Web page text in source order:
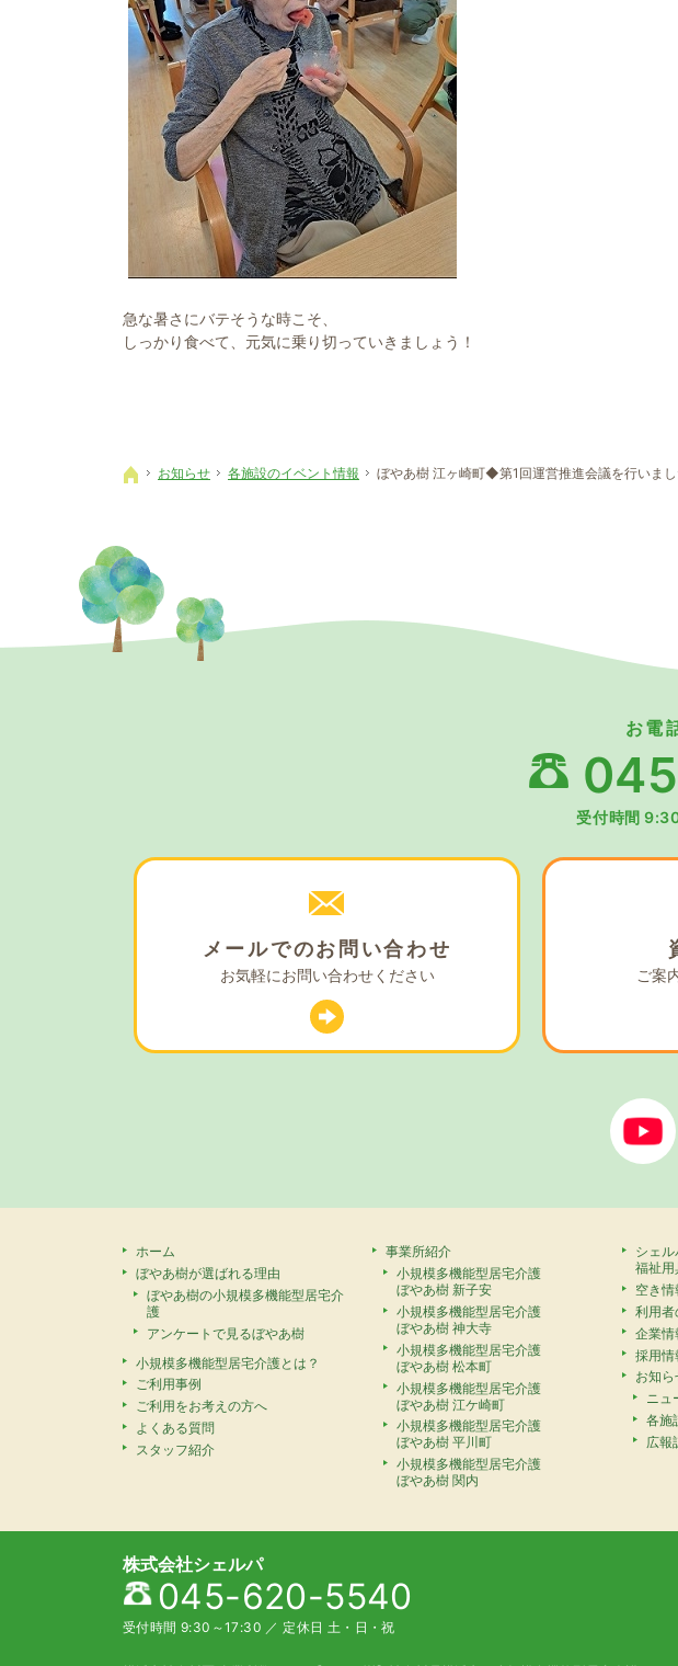
急な暑さにバテそうな時こそ、
しっかり食べて、元気に乗り切っていきましょう！
ホーム
お知らせ 各施設のイベント情報 ぼやあ樹 江ヶ崎町◆第1回運営推進会議を行いま
お電
受付時間
メールでのお問い合わせ
お気軽にお問い合わせください ご案
ホーム
ぼやあ樹が選ばれる理由
ぼやあ樹の小規模多機能型居宅介
護
アンケートで見るぼやあ樹
小規模多機能型居宅介護とは？
ご利用事例
ご利用をお考えの方へ
よくある質問
スタッフ紹介
事業所紹介
小規模多機能型居宅介護
ぼやあ樹 新子安
小規模多機能型居宅介護
ぼやあ樹 神大寺
小規模多機能型居宅介護
ぼやあ樹 松本町
小規模多機能型居宅介護
ぼやあ樹 江ケ崎町
小規模多機能型居宅介護
ぼやあ樹 平川町
小規模多機能型居宅介護
ぼやあ樹 関内
シェ
福祉用
空き情
利用者
企業情
採用情
お知ら
ニュ
各施
広報
株式会社シェルパ
045-620-5540
受付時間 9:30～17:30 ／ 定休日 土・日・祝